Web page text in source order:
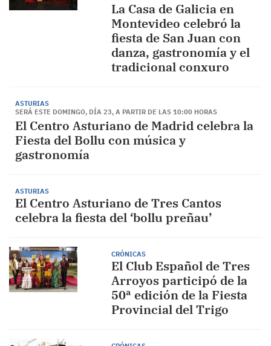
La Casa de Galicia en
Montevideo celebró la
fiesta de San Juan con
danza, gastronomía y el
tradicional conxuro
ASTURIAS
SERÁ ESTE DOMINGO, DÍA 23, A PARTIR DE LAS 10:00 HORAS
El Centro Asturiano de Madrid celebra la
Fiesta del Bollu con música y
gastronomía
ASTURIAS
El Centro Asturiano de Tres Cantos
celebra la fiesta del ‘bollu preñau’
CRÓNICAS
El Club Español de Tres
Arroyos participó de la
50ª edición de la Fiesta
Provincial del Trigo